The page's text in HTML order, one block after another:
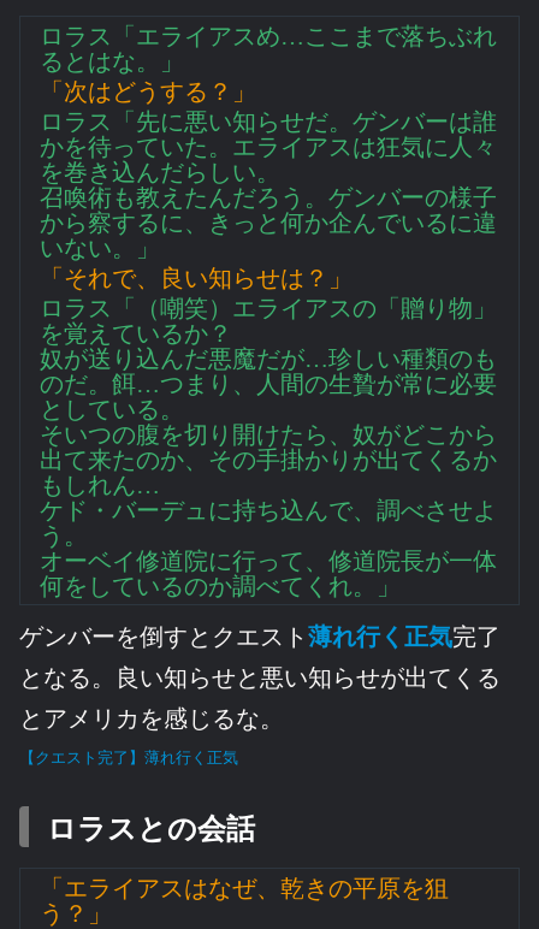
ロラス「エライアスめ…ここまで落ちぶれ
るとはな。」
「次はどうする？」
ロラス「先に悪い知らせだ。ゲンバーは誰
かを待っていた。エライアスは狂気に人々
を巻き込んだらしい。
召喚術も教えたんだろう。ゲンバーの様子
から察するに、きっと何か企んでいるに違
いない。」
「それで、良い知らせは？」
ロラス「（嘲笑）エライアスの「贈り物」
を覚えているか？
奴が送り込んだ悪魔だが…珍しい種類のも
のだ。餌…つまり、人間の生贄が常に必要
としている。
そいつの腹を切り開けたら、奴がどこから
出て来たのか、その手掛かりが出てくるか
もしれん…
ケド・バーデュに持ち込んで、調べさせよ
う。
オーベイ修道院に行って、修道院長が一体
何をしているのか調べてくれ。」
ゲンバーを倒すとクエスト薄れ行く正気完了
となる。良い知らせと悪い知らせが出てくる
とアメリカを感じるな。
【クエスト完了】薄れ行く正気
ロラスとの会話
「エライアスはなぜ、乾きの平原を狙
う？」